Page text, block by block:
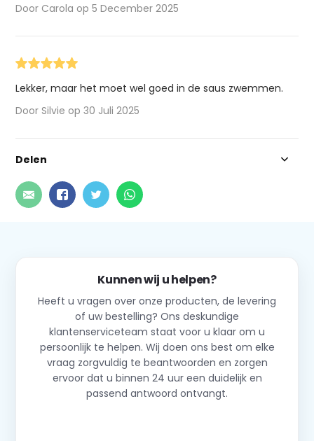
Door Carola op 5 December 2025
Lekker, maar het moet wel goed in de saus zwemmen.
Door Silvie op 30 Juli 2025
Delen
Kunnen wij u helpen?
Heeft u vragen over onze producten, de levering
of uw bestelling? Ons deskundige
klantenserviceteam staat voor u klaar om u
persoonlijk te helpen. Wij doen ons best om elke
vraag zorgvuldig te beantwoorden en zorgen
ervoor dat u binnen 24 uur een duidelijk en
passend antwoord ontvangt.